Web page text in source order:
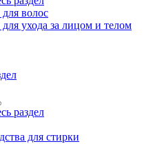
волос
ухода за лицом и телом
раздел
для стирки